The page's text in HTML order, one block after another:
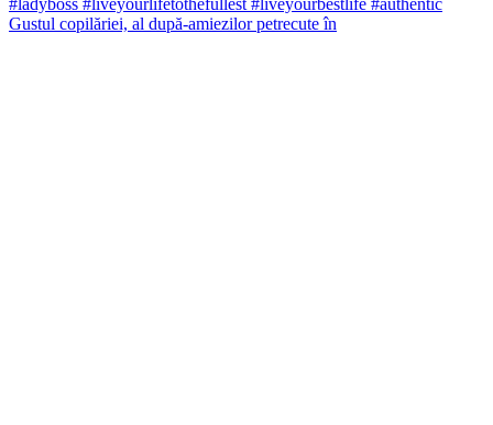
Gustul copilăriei, al după-amiezilor petrecute în